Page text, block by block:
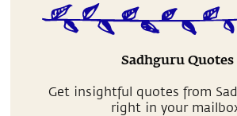
Sadhguru Quotes
Get insightful quotes from
right in your